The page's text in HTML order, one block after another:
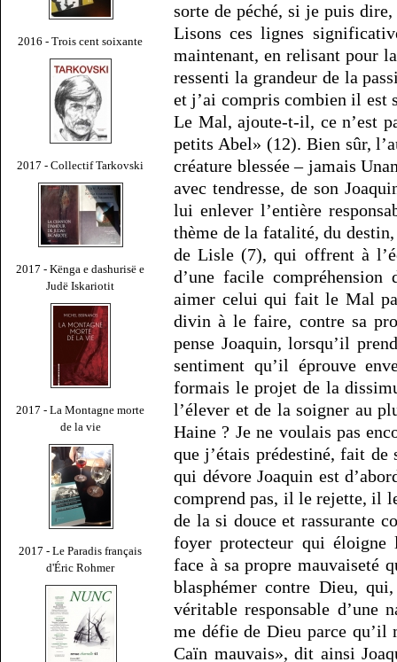
2016 - Trois cent soixante
2017 - Collectif Tarkovski
2017 - Kënga e dashurisë e
Judë Iskariotit
2017 - La Montagne morte
de la vie
2017 - Le Paradis français
d'Éric Rohmer
sorte de péché, si je puis
Lisons ces lignes
maintenant, en relisant pour
ressenti la grandeur de la
et j’ai compris combien il est
Le Mal, ajoute-t-il, ce n’est
petits Abel» (12). Bien sûr,
créature blessée – jamais
avec tendresse, de son
lui enlever l’entière
thème de la fatalité, du
de Lisle (7), qui offrent à
d’une facile
aimer celui qui fait le Mal
divin à le faire, contre sa
pense Joaquin, lorsqu’il
sentiment qu’il éprouve
formais le projet de la
l’élever et de la soigner au
Haine ? Je ne voulais pas
que j’étais prédestiné, fait
qui dévore Joaquin est
comprend pas, il le rejette, il
de la si douce et rassurante
foyer protecteur qui éloigne
face à sa propre mauvaiseté
blasphémer contre Dieu,
véritable responsable d’une
me défie de Dieu parce
Caïn mauvais», dit ainsi